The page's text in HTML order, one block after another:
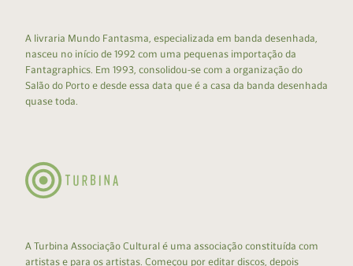
A livraria Mundo Fantasma, especializada em banda desenhada,
nasceu no início de 1992 com uma pequenas importação da
Fantagraphics. Em 1993, consolidou-se com a organização do
Salão do Porto e desde essa data que é a casa da banda desenhada
quase toda.
A Turbina Associação Cultural é uma associação constituída com
artistas e para os artistas. Começou por editar discos, depois